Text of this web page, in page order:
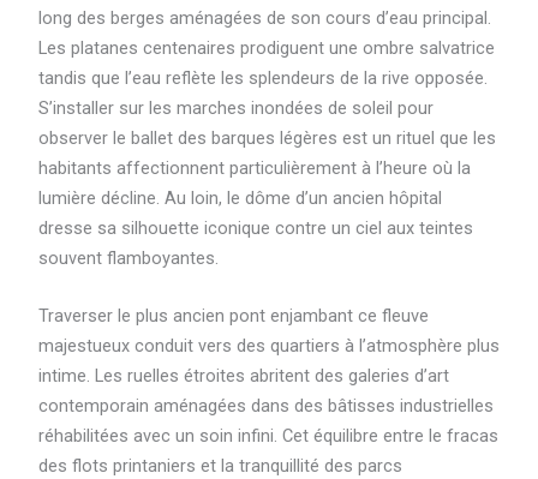
long des berges aménagées de son cours d’eau principal.
Les platanes centenaires prodiguent une ombre salvatrice
tandis que l’eau reflète les splendeurs de la rive opposée.
S’installer sur les marches inondées de soleil pour
observer le ballet des barques légères est un rituel que les
habitants affectionnent particulièrement à l’heure où la
lumière décline. Au loin, le dôme d’un ancien hôpital
dresse sa silhouette iconique contre un ciel aux teintes
souvent flamboyantes.
Traverser le plus ancien pont enjambant ce fleuve
majestueux conduit vers des quartiers à l’atmosphère plus
intime. Les ruelles étroites abritent des galeries d’art
contemporain aménagées dans des bâtisses industrielles
réhabilitées avec un soin infini. Cet équilibre entre le fracas
des flots printaniers et la tranquillité des parcs